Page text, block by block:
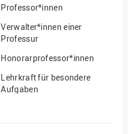
Professor*innen
Verwalter*innen einer
Professur
Honorarprofessor*innen
Lehrkraft für besondere
Aufgaben